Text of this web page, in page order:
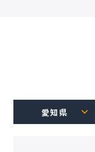
愛知県